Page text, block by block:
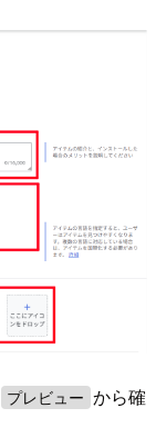
プレビュー から確